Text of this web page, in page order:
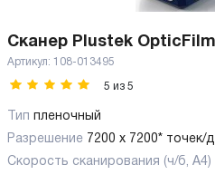
Сканер Plustek
Артикул: 108-013495
5 из 5
Тип
пленочный
Разрешение 7200 x 7200* точек/
Скорость сканирования (ч/б, А4)